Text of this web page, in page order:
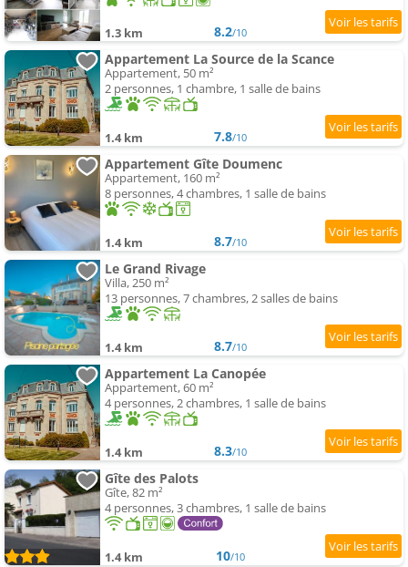
1.3 km 8.2/10
Appartement La Source de la Scance
Appartement, 50 m²
2 personnes, 1 chambre, 1 salle de bains
1.4 km 7.8/10
Appartement Gîte Doumenc
Appartement, 160 m²
8 personnes, 4 chambres, 1 salle de bains
1.4 km 8.7/10
Le Grand Rivage
Villa, 250 m²
13 personnes, 7 chambres, 2 salles de bains
1.4 km 8.7/10
Appartement La Canopée
Appartement, 60 m²
4 personnes, 2 chambres, 1 salle de bains
1.4 km 8.3/10
Gîte des Palots
Gîte, 82 m²
4 personnes, 3 chambres, 1 salle de bains
1.4 km 10/10